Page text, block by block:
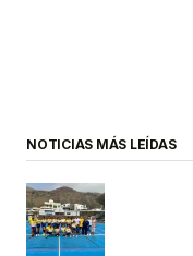
NOTICIAS MÁS LEÍDAS